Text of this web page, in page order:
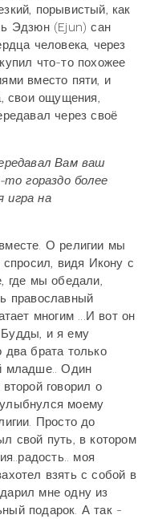
порывистый, как
Эдзюн (Ejun) сан
человека, через
что-то похожее
вместо пяти, и
свои ощущения,
через своё
Вам ваш
гораздо более
игра на
О религии мы
спросил, видя Икону с
где мы обедали,
православный
многим ...И вот он
и я ему
два брата только
младше.. Один
говорил о
моему
Просто до
свой путь, в котором
моя
взять с собой в
мне одну из
подарок. А так -